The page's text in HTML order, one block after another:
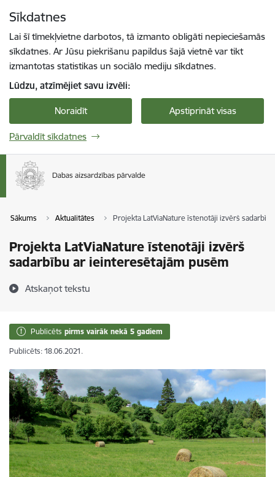
Sīkdatnes
Lai šī tīmekļvietne darbotos, tā izmanto obligāti nepieciešamās
sīkdatnes. Ar Jūsu piekrišanu papildus šajā vietnē var tikt
izmantotas statistikas un sociālo mediju sīkdatnes.
Lūdzu, atzīmējiet savu izvēli:
Noraidīt Apstiprināt visas
Pārvaldīt sīkdatnes
Sākums Aktualitātes Projekta LatViaNature īstenotāji izvērš
Projekta LatViaNature īstenotāji izvērš
sadarbību ar ieinteresētajām pusēm
Atskaņot tekstu
Publicēts pirms vairāk nekā 5 gadiem
Publicēts: 18.06.2021.